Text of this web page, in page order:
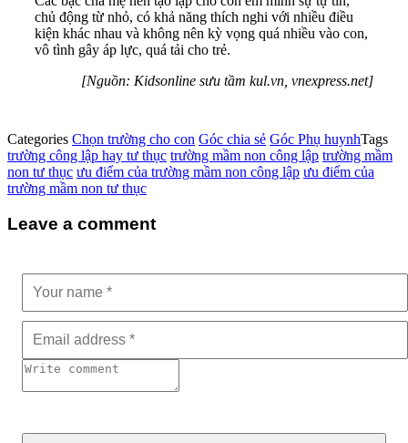
chủ động từ nhỏ, có khả năng thích nghi với nhiều điều
kiện khác nhau và không nên kỳ vọng quá nhiều vào con,
vô tình gây áp lực, quá tải cho trẻ.
[Nguồn: Kidsonline sưu tầm kul.vn, vnexpress.net]
Categories Chọn trường cho con Góc chia sẻ Góc Phụ huynhTags
trường công lập hay tư thục trường mầm non công lập trường mầm
non tư thục ưu điểm của trường mầm non công lập ưu điểm của
trường mầm non tư thục
Leave a comment